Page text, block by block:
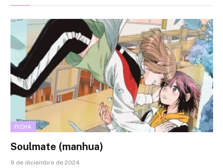
FICHA
Soulmate (manhua)
9 de diciembre de 2024